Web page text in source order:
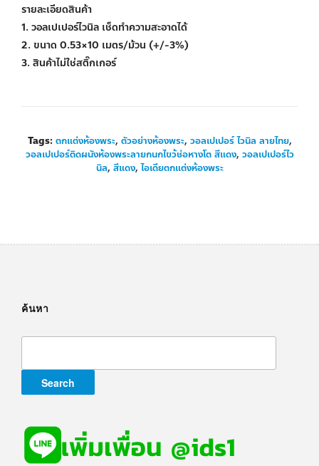
รายละเอียดสินค้า
1. วอลเปเปอร์ไวนิล เช็ดทำความสะอาดได้
2. ขนาด 0.53×10 เมตร/ม้วน (+/-3%)
3. สินค้าไม่ใช่สติ๊กเกอร์
Tags: ตกแต่งห้องพระ, ตัวอย่างห้องพระ, วอลเปเปอร์ ไวนิล ลายไทย,
วอลเปเปอร์ติดผนังห้องพระลายกนกไขว้ช่อหางโต สีแดง, วอลเปเปอร์ไว
นิล, สีแดง,ไอเดียตกแต่งห้องพระ
ค้นหา